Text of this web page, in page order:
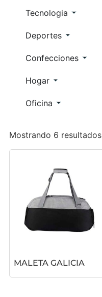
Tecnologia
Deportes
Confecciones
Hogar
Oficina
Mostrando 6 resultados
MALETA GALICIA